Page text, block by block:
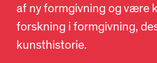
af ny formgivning og være
forskning i formgivning,
kunsthistorie.